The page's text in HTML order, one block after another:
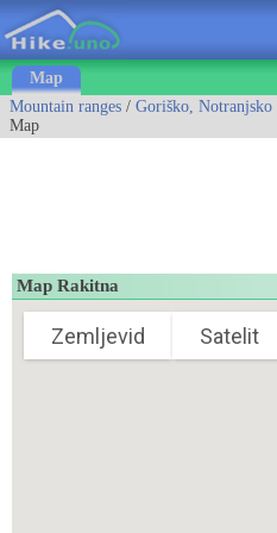
Map
Mountain ranges / Goriško, Notranjsko
Map
Map Rakitna
Zemljevid Satelit